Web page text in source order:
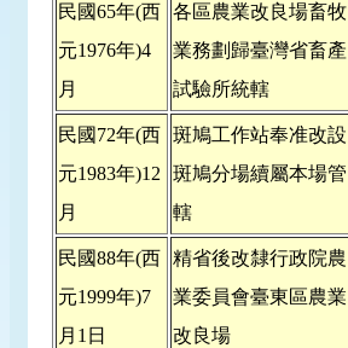
民國65年(西
元1976年)4
月
各區農業改良場畜牧
業務劃歸臺灣省畜產
試驗所統轄
民國72年(西
元1983年)12
月
斑鳩工作站奉准改設
斑鳩分場續屬本場管
轄
民國88年(西
元1999年)7
月1日
精省後改隸行政院農
業委員會臺東區農業
改良場